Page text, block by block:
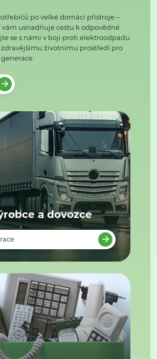
po velké domácí přístroje –
vám usnadňuje cestu k odpovědné
se s námi v boji proti elektroodpadu
životnímu prostředí pro
a dovozce